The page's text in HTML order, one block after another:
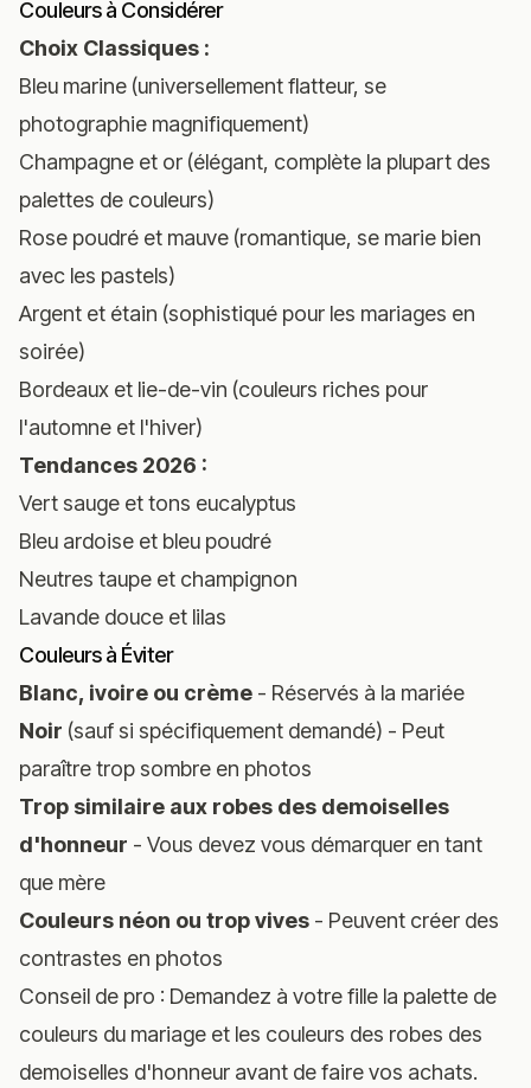
Couleurs à Considérer
Choix Classiques :
Bleu marine (universellement flatteur, se
photographie magnifiquement)
Champagne et or (élégant, complète la plupart des
palettes de couleurs)
Rose poudré et mauve (romantique, se marie bien
avec les pastels)
Argent et étain (sophistiqué pour les mariages en
soirée)
Bordeaux et lie-de-vin (couleurs riches pour
l'automne et l'hiver)
Tendances 2026 :
Vert sauge et tons eucalyptus
Bleu ardoise et bleu poudré
Neutres taupe et champignon
Lavande douce et lilas
Couleurs à Éviter
Blanc, ivoire ou crème - Réservés à la mariée
Noir (sauf si spécifiquement demandé) - Peut
paraître trop sombre en photos
Trop similaire aux robes des demoiselles
d'honneur - Vous devez vous démarquer en tant
que mère
Couleurs néon ou trop vives - Peuvent créer des
contrastes en photos
Conseil de pro : Demandez à votre fille la palette de
couleurs du mariage et les couleurs des robes des
demoiselles d'honneur avant de faire vos achats.